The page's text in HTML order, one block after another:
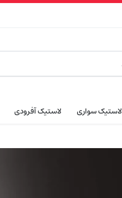
لاستیک سواری لاستیک آفرودی